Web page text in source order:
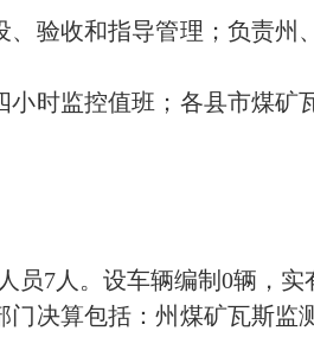
、验收和指导管理；负责
时监控值班；各县市煤矿
7人。设车辆编制0辆，实
决算包括：州煤矿瓦斯